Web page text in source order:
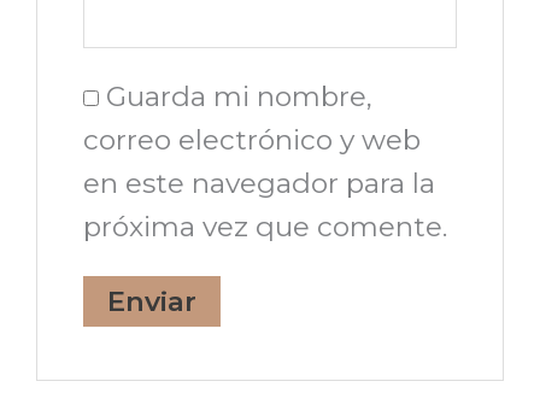
Guarda mi nombre,
correo electrónico y web
en este navegador para la
próxima vez que comente.